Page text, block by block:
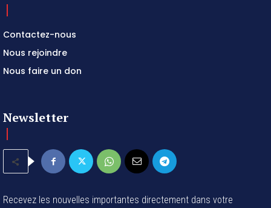
Contactez-nous
Nous rejoindre
Nous faire un don
Newsletter
Recevez les nouvelles importantes directement dans votre